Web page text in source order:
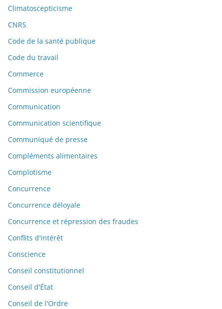
Climatoscepticisme
CNRS
Code de la santé publique
Code du travail
Commerce
Commission européenne
Communication
Communication scientifique
Communiqué de presse
Compléments alimentaires
Complotisme
Concurrence
Concurrence déloyale
Concurrence et répression des fraudes
Conflits d'intérêt
Conscience
Conseil constitutionnel
Conseil d'État
Conseil de l'Ordre